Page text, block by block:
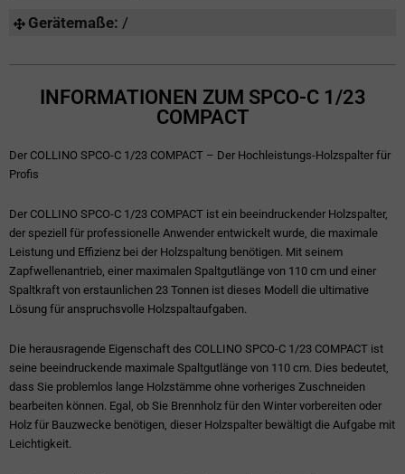
Gerätemaße: /
INFORMATIONEN ZUM SPCO-C 1/23
COMPACT
Der COLLINO SPCO-C 1/23 COMPACT – Der Hochleistungs-Holzspalter für
Profis
Der COLLINO SPCO-C 1/23 COMPACT ist ein beeindruckender Holzspalter,
der speziell für professionelle Anwender entwickelt wurde, die maximale
Leistung und Effizienz bei der Holzspaltung benötigen. Mit seinem
Zapfwellenantrieb, einer maximalen Spaltgutlänge von 110 cm und einer
Spaltkraft von erstaunlichen 23 Tonnen ist dieses Modell die ultimative
Lösung für anspruchsvolle Holzspaltaufgaben.
Die herausragende Eigenschaft des COLLINO SPCO-C 1/23 COMPACT ist
seine beeindruckende maximale Spaltgutlänge von 110 cm. Dies bedeutet,
dass Sie problemlos lange Holzstämme ohne vorheriges Zuschneiden
bearbeiten können. Egal, ob Sie Brennholz für den Winter vorbereiten oder
Holz für Bauzwecke benötigen, dieser Holzspalter bewältigt die Aufgabe mit
Leichtigkeit.